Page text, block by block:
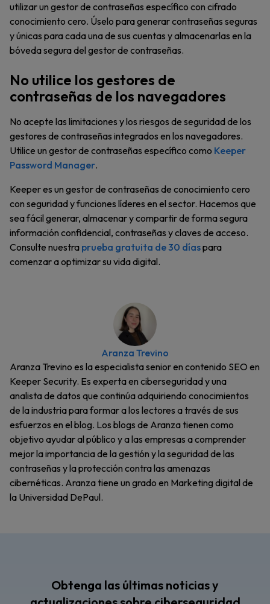
utilizar un gestor de contraseñas específico con cifrado
conocimiento cero. Úselo para generar contraseñas seguras
y únicas para cada una de sus cuentas y almacenarlas en la
bóveda segura del gestor de contraseñas.
No utilice los gestores de
contraseñas de los navegadores
No acepte las limitaciones y los riesgos de seguridad de los
gestores de contraseñas integrados en los navegadores.
Utilice un gestor de contraseñas específico como Keeper
Password Manager.
Keeper es un gestor de contraseñas de conocimiento cero
con seguridad y funciones líderes en el sector. Hacemos que
sea fácil generar, almacenar y compartir de forma segura
información confidencial, contraseñas y claves de acceso.
Consulte nuestra prueba gratuita de 30 díaspara
comenzar a optimizar su vida digital.
Aranza Trevino
Aranza Trevino es la especialista senior en contenido SEO en
Keeper Security. Es experta en ciberseguridad y una
analista de datos que continúa adquiriendo conocimientos
de la industria para formar a los lectores a través de sus
esfuerzos en el blog. Los blogs de Aranza tienen como
objetivo ayudar al público y a las empresas a comprender
mejor la importancia de la gestión y la seguridad de las
contraseñas y la protección contra las amenazas
cibernéticas. Aranza tiene un grado en Marketing digital de
la Universidad DePaul.
Obtenga las últimas noticias y